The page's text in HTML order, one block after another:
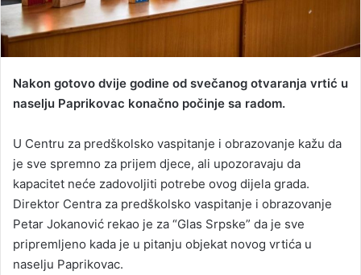
Nakon gotovo dvije godine od svečanog otvaranja vrtić u
naselju Paprikovac konačno počinje sa radom.
U Centru za predškolsko vaspitanje i obrazovanje kažu da
je sve spremno za prijem djece, ali upozoravaju da
kapacitet neće zadovoljiti potrebe ovog dijela grada.
Direktor Centra za predškolsko vaspitanje i obrazovanje
Petar Jokanović rekao je za “Glas Srpske” da je sve
pripremljeno kada je u pitanju objekat novog vrtića u
naselju Paprikovac.